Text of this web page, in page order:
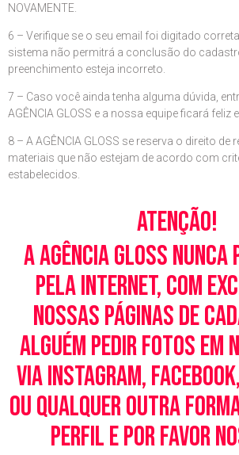
NOVAMENTE.
6 – Verifique se o seu email foi digitado
sistema não permitrá a conclusão do
preenchimento esteja incorreto.
7 – Caso você ainda tenha alguma dúvida,
AGÊNCIA GLOSS e a nossa equipe ficará feliz
8 – A AGÊNCIA GLOSS se reserva o direito de
materiais que não estejam de acordo com
estabelecidos.
Atenção!
A Agência Gloss
pela Internet, com
nossas páginas de
alguém pedir fotos em
via Instagram,
ou qualquer outra
perfil e por favor